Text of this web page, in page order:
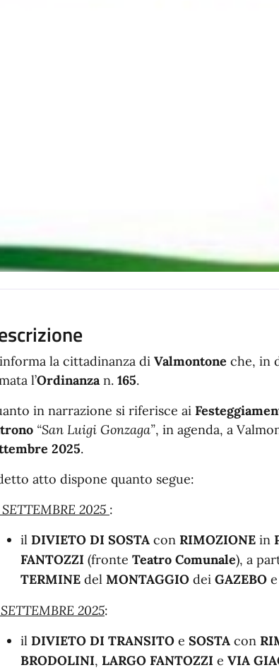
la cittadinanza di Valmontone che, in
l’Ordinanzan. 165.
in narrazione si riferisce ai
“San Luigi Gonzaga”, in agenda, a
2025.
atto dispone quanto segue:
2025 :
ilDIVIETO DI SOSTA con RIMOZIONE in
FANTOZZI (fronte Teatro Comunale), a
TERMINEdel MONTAGGIO dei GAZEBO e
2025:
ilDIVIETO DI TRANSITO e SOSTA con
BRODOLINI, LARGO FANTOZZI e VIA